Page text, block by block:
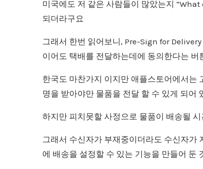
미국에도 저 같은 사람들이 많았는지
되더라구요
그래서 한번 읽어보니, Pre-Sign for
이어도 택배를 전달하는데에 동의한다는 버
한국도 마찬가지 이지만 애플스토어에서는
명을 받아야만 물품을 전달 할 수 있게 되어
하지만 피치못할 사정으로 물품이 배송될
그래서 수신자가 부재중이더라도 수신자가
에 배송을 설정할 수 있는 기능을 만들어 둔